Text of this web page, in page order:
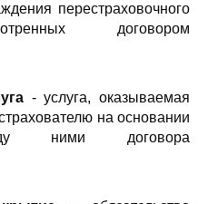
перестраховочного
договором
- услуга, оказываемая
на основании
ними договора